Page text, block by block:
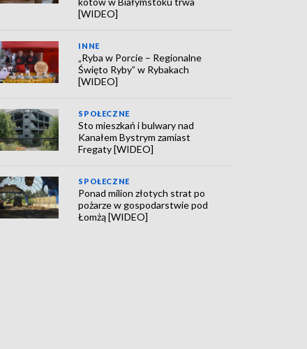
[WIDEO]
INNE
„Ryba w Porcie – Regionalne
Święto Ryby” w Rybakach
[WIDEO]
SPOŁECZNE
Sto mieszkań i bulwary nad
Kanałem Bystrym zamiast
Fregaty [WIDEO]
SPOŁECZNE
Ponad milion złotych strat po
pożarze w gospodarstwie pod
Łomżą [WIDEO]